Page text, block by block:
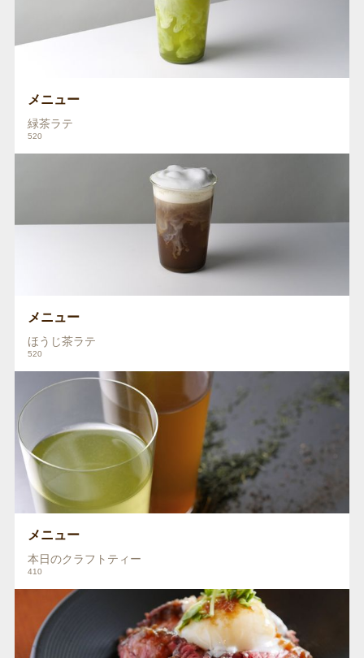
メニュー
緑茶ラテ
520
メニュー
ほうじ茶ラテ
520
メニュー
本日のクラフトティー
410